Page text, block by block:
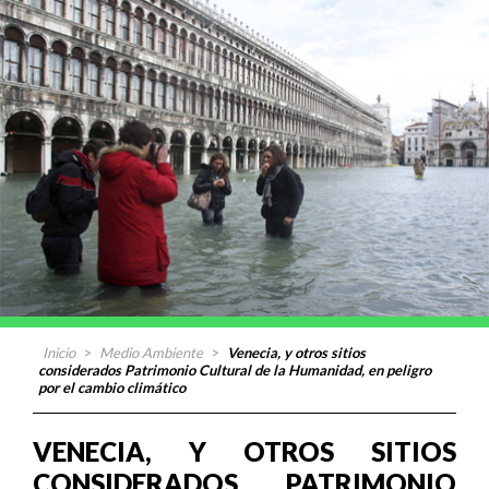
Inicio > Medio Ambiente >
Venecia, y otros sitios
considerados Patrimonio Cultural de la Humanidad, en peligro
por el cambio climático
VENECIA, Y OTROS SITIOS